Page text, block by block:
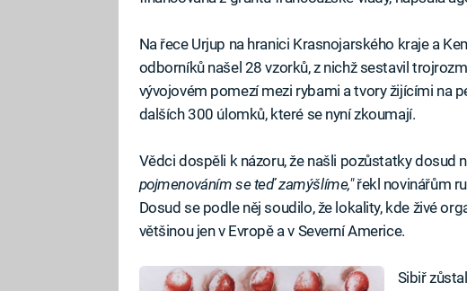
Na řece Urjup na hranici Krasnojarského kraje a
odborníků našel 28 vzorků, z nichž sestavil
vývojovém pomezí mezi rybami a tvory žijícími na
dalších 300 úlomků, které se nyní zkoumají.
Vědci dospěli k názoru, že našli pozůstatky dosud
pojmenováním se teď zamýšlíme,"řekl novinářům
Dosud se podle něj soudilo, že lokality, kde živé
většinou jen v Evropě a v Severní Americe.
Sibiř